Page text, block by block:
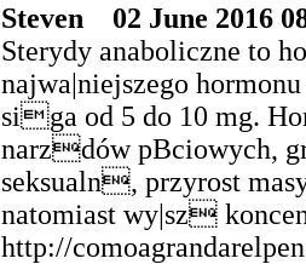
Steven
02 June 2016
Sterydy anaboliczne to
najwa|niejszego
siga od 5 do 10 mg.
narzdów pBciowych,
seksualn, przyrost
natomiast wy|sz
http://